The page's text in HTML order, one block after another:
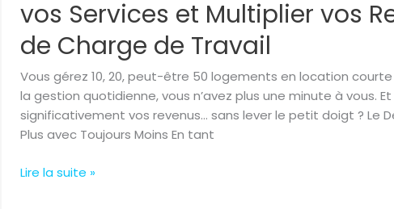
vos Services et Multiplier vos
de Charge de Travail
Vous gérez 10, 20, peut-être 50 logements en location
la gestion quotidienne, vous n’avez plus une minute à vous.
significativement vos revenus… sans lever le petit doigt ? Le
Plus avec Toujours Moins En tant
Comment
Automatiser
vos
Services
et
Multiplier
vos
Sans
Lire la suite »